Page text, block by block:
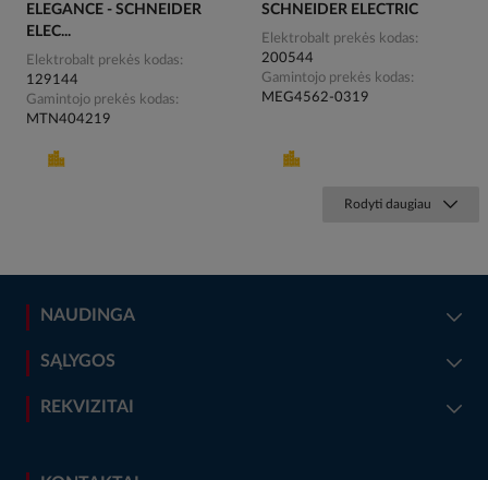
ELEGANCE - SCHNEIDER
ELEC...
Elektrobalt prekės kodas
129144
Gamintojo prekės kodas
MTN404219
SCHNEIDER ELECTRIC
Elektrobalt prekės kodas
200544
Gamintojo prekės kodas
MEG4562-0319
Rodyti daugiau
NAUDINGA
SĄLYGOS
REKVIZITAI